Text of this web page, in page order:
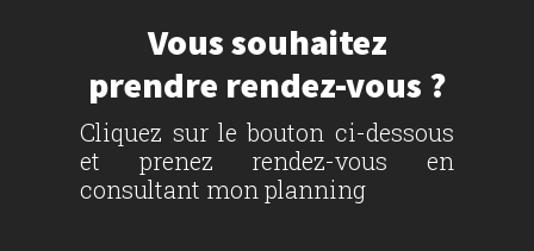
Vous souhaitez
prendre rendez-vous ?
Cliquez sur le bouton ci-dessous
et prenez rendez-vous en
consultant mon planning